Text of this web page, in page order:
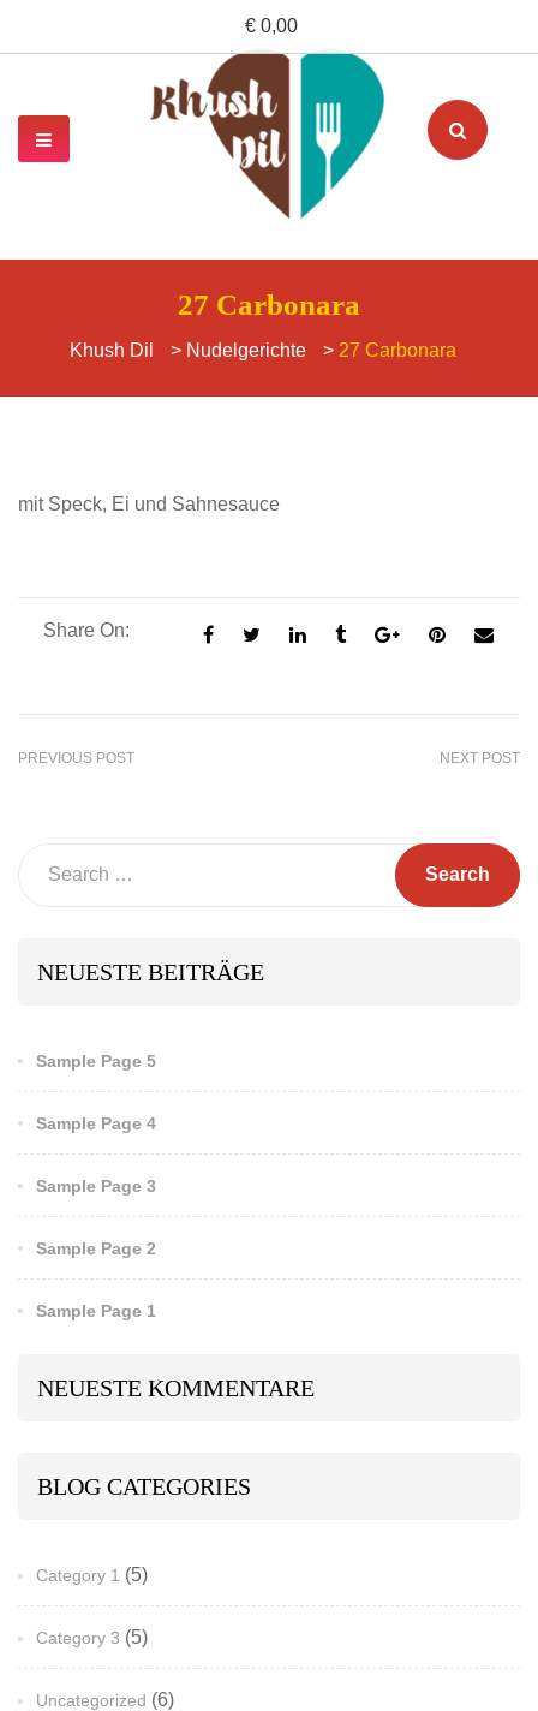
27 Carbonara
Khush Dil > Nudelgerichte > 27 Carbonara
mit Speck, Ei und Sahnesauce
Share On:
PREVIOUS POST NEXT POST
NEUESTE BEITRÄGE
Sample Page 5
Sample Page 4
Sample Page 3
Sample Page 2
Sample Page 1
NEUESTE KOMMENTARE
BLOG CATEGORIES
Category 1 (5)
Category 3 (5)
Uncategorized (6)
€ 0,00